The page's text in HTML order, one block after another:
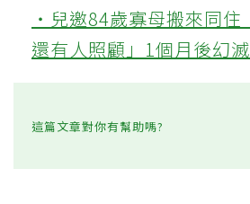
‧兒邀84歲寡母搬來同住
還有人照顧」1個月後幻
這篇文章對你有幫助嗎?